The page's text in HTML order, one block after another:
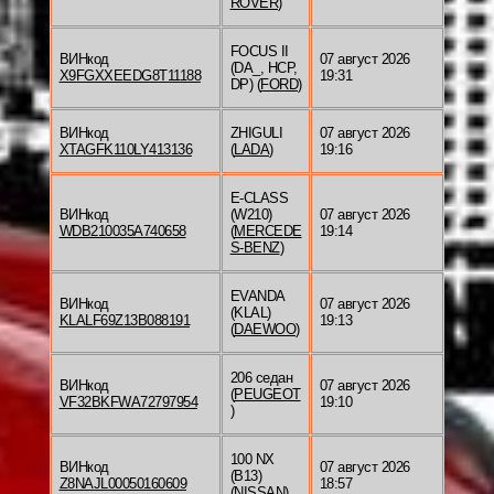
ВИНкод
X9FGXXEEDG8T11188
FOCUS II
(DA_, HCP,
DP) (FORD)
07 август 2026
19:31
ВИНкод
XTAGFK110LY413136
ZHIGULI
(LADA)
07 август 2026
19:16
ВИНкод
WDB210035A740658
E-CLASS
(W210)
(MERCEDE
S-BENZ)
07 август 2026
19:14
ВИНкод
KLALF69Z13B088191
EVANDA
(KLAL)
(DAEWOO)
07 август 2026
19:13
ВИНкод
VF32BKFWA72797954
206 седан
(PEUGEOT
)
07 август 2026
19:10
ВИНкод
Z8NAJL00050160609
100 NX
(B13)
07 август 2026
18:57